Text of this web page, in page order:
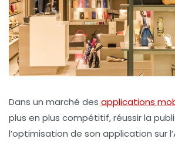
Dans un marché des applications
plus en plus compétitif, réussir la
l’optimisation de son application sur